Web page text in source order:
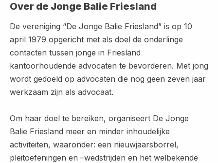
Over de Jonge Balie Friesland
De vereniging “De Jonge Balie Friesland” is op 10
april 1979 opgericht met als doel de onderlinge
contacten tussen jonge in Friesland
kantoorhoudende advocaten te bevorderen. Met jong
wordt gedoeld op advocaten die nog geen zeven jaar
werkzaam zijn als advocaat.
Om haar doel te bereiken, organiseert De Jonge
Balie Friesland meer en minder inhoudelijke
activiteiten, waaronder: een nieuwjaarsborrel,
pleitoefeningen en –wedstrijden en het welbekende